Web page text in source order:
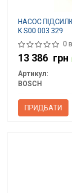
НАСОС
K S00 003 329
0
13 386 грн
Артикул:
BOSCH
ПРИДБАТИ